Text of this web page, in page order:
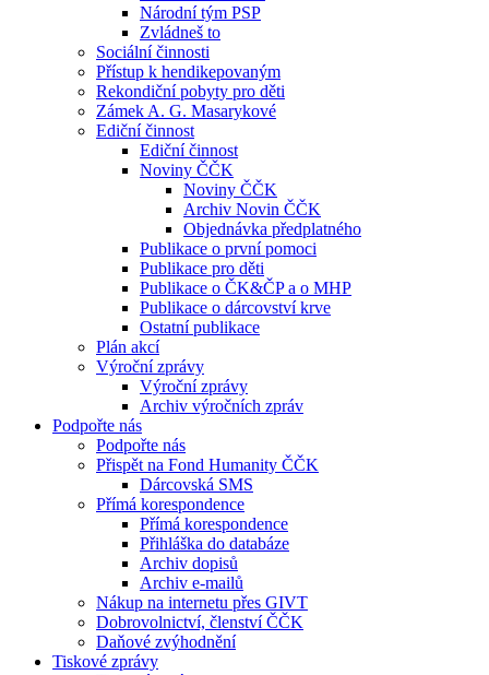
Národní tým PSP
Zvládneš to
Sociální činnosti
Přístup k hendikepovaným
Rekondiční pobyty pro děti
Zámek A. G. Masarykové
Ediční činnost
Ediční činnost
Noviny ČČK
Noviny ČČK
Archiv Novin ČČK
Objednávka předplatného
Publikace o první pomoci
Publikace pro děti
Publikace o ČK&ČP a o MHP
Publikace o dárcovství krve
Ostatní publikace
Plán akcí
Výroční zprávy
Výroční zprávy
Archiv výročních zpráv
Podpořte nás
Podpořte nás
Přispět na Fond Humanity ČČK
Dárcovská SMS
Přímá korespondence
Přímá korespondence
Přihláška do databáze
Archiv dopisů
Archiv e-mailů
Nákup na internetu přes GIVT
Dobrovolnictví, členství ČČK
Daňové zvýhodnění
Tiskové zprávy